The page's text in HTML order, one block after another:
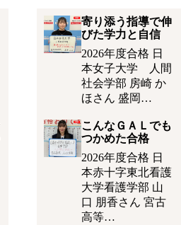
寄り添う指導で伸
びた学力と自信
2026年度合格 日
本女子大学 人間
社会学部 房崎 か
ほさん 盛岡…
こんなＧＡＬでも
つかめた合格
2026年度合格 日
本赤十字東北看護
大学看護学部 山
口 朋香さん 宮古
高等…